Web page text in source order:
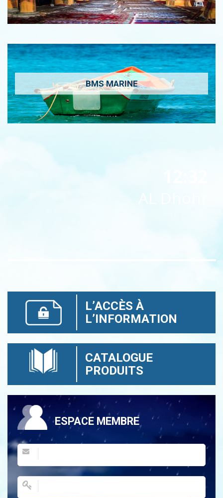
BMS MARINE
AL Dhohr
L’ACCÈS À
L’INFORMATION
CATALOGUE
PRODUITS
ESPACE MEMBRE